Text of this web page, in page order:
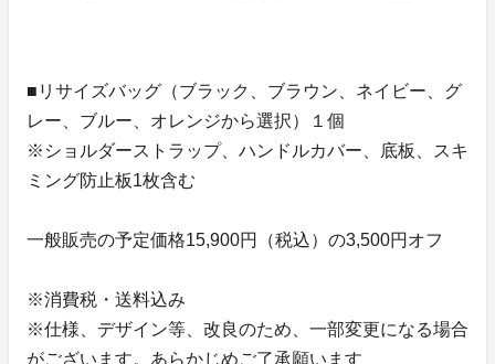
■リサイズバッグ（ブラック、ブラウン、ネイビー、グ
レー、ブルー、オレンジから選択）１個
※ショルダーストラップ、ハンドルカバー、底板、スキ
ミング防止板1枚含む
一般販売の予定価格15,900円（税込）の3,500円オフ
※消費税・送料込み
※仕様、デザイン等、改良のため、一部変更になる場合
がございます。あらかじめご了承願います